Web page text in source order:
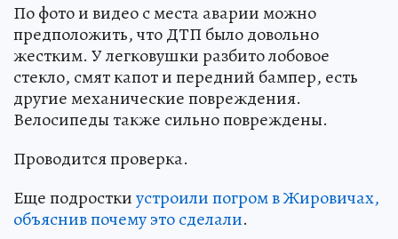
По фото и видео с места аварии можно
предположить, что ДТП было довольно
жестким. У легковушки разбито лобовое
стекло, смят капот и передний бампер, есть
другие механические повреждения.
Велосипеды также сильно повреждены.
Проводится проверка.
Еще подросткиустроили погром в Жировичах,
объяснив почему это сделали.